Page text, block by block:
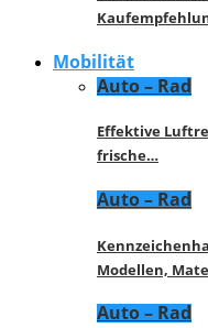
Mobilität
Auto – Rad
Effektive
frische…
Auto – Rad
Modellen,
Auto – Rad